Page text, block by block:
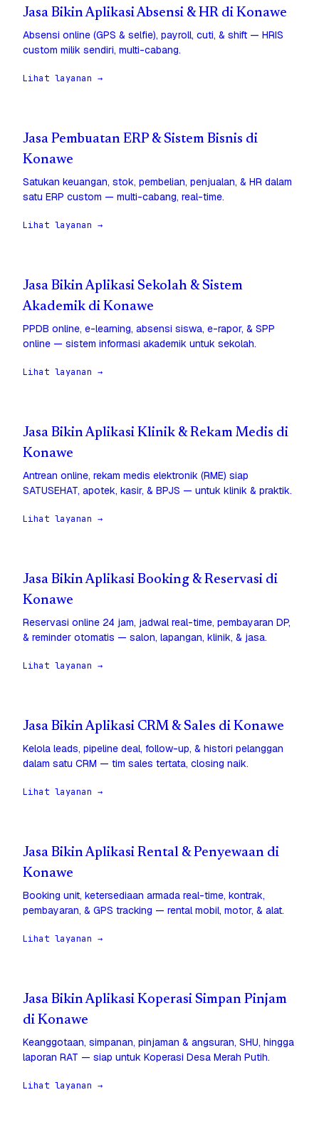
Jasa Bikin Aplikasi Absensi & HR di Konawe
Absensi online (GPS & selfie), payroll, cuti, & shift — HRIS
custom milik sendiri, multi-cabang.
Lihat layanan →
Jasa Pembuatan ERP & Sistem Bisnis di
Konawe
Satukan keuangan, stok, pembelian, penjualan, & HR dalam
satu ERP custom — multi-cabang, real-time.
Lihat layanan →
Jasa Bikin Aplikasi Sekolah & Sistem
Akademik di Konawe
PPDB online, e-learning, absensi siswa, e-rapor, & SPP
online — sistem informasi akademik untuk sekolah.
Lihat layanan →
Jasa Bikin Aplikasi Klinik & Rekam Medis di
Konawe
Antrean online, rekam medis elektronik (RME) siap
SATUSEHAT, apotek, kasir, & BPJS — untuk klinik & praktik.
Lihat layanan →
Jasa Bikin Aplikasi Booking & Reservasi di
Konawe
Reservasi online 24 jam, jadwal real-time, pembayaran DP,
& reminder otomatis — salon, lapangan, klinik, & jasa.
Lihat layanan →
Jasa Bikin Aplikasi CRM & Sales di Konawe
Kelola leads, pipeline deal, follow-up, & histori pelanggan
dalam satu CRM — tim sales tertata, closing naik.
Lihat layanan →
Jasa Bikin Aplikasi Rental & Penyewaan di
Konawe
Booking unit, ketersediaan armada real-time, kontrak,
pembayaran, & GPS tracking — rental mobil, motor, & alat.
Lihat layanan →
Jasa Bikin Aplikasi Koperasi Simpan Pinjam
di Konawe
Keanggotaan, simpanan, pinjaman & angsuran, SHU, hingga
laporan RAT — siap untuk Koperasi Desa Merah Putih.
Lihat layanan →